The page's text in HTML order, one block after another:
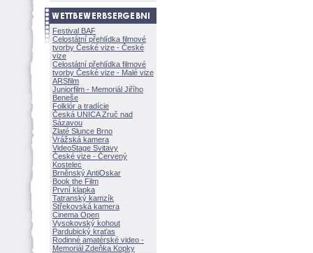
Festival BAF
Celostátní přehlídka filmové
tvorby České vize - České
vize
Celostátní přehlídka filmové
tvorby České vize - Malé vize
ARSfilm
Juniorfilm - Memoriál Jiřího
Beneše
Folklór a tradície
Česká UNICA Zruč nad
Sázavou
Zlaté Slunce Brno
Vrážská kamera
VideoStage Svitavy
České vize - Červený
Kostelec
Brněnský AntiOskar
Book the Film
První klapka
Tatranský kamzík
Střekovská kamera
Cinema Open
Vysokovský kohout
Pardubický kraťas
Rodinné amatérské video -
Memoriál Zdeňka Kopky